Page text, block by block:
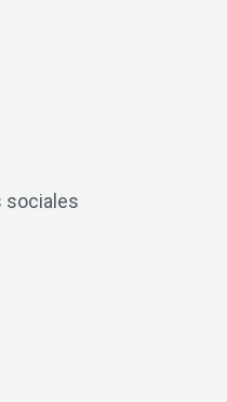
sociales